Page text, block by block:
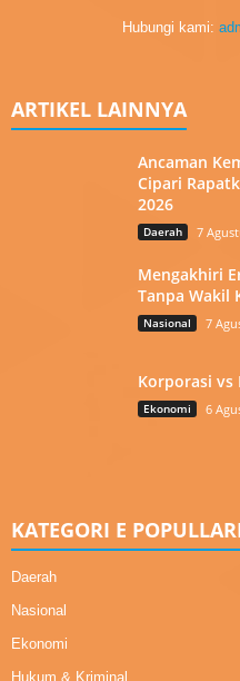
Hubungi kami:
ARTIKEL LAINNYA
Ancaman
Cipari
2026
Daerah 7
Mengakhiri
Tanpa Wakil
Nasional 7
Korporasi vs
Ekonomi 6
KATEGORI E
Daerah
Nasional
Ekonomi
Hukum & Kriminal